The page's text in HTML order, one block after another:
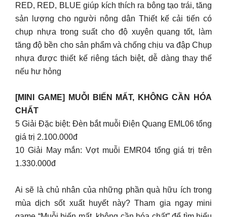
RED, RED, BLUE giúp kích thích ra bông tạo trái, tăng
sản lượng cho người nông dân Thiết kế cải tiến có
chụp nhựa trong suất cho độ xuyên quang tốt, làm
tăng độ bền cho sản phẩm và chống chịu va đập Chụp
nhựa được thiết kế riêng tách biệt, dễ dàng thay thế
nếu hư hỏng
[MINI GAME] MUỖI BIẾN MẤT, KHÔNG CẦN HÓA
CHẤT
5 Giải Đặc biệt: Đèn bắt muỗi Điện Quang EML06 tổng
giá trị 2.100.000đ
10 Giải May mắn: Vợt muỗi EMR04 tổng giá trị trên
1.330.000đ
Ai sẽ là chủ nhân của những phần quà hữu ích trong
mùa dịch sốt xuất huyết này? Tham gia ngay mini